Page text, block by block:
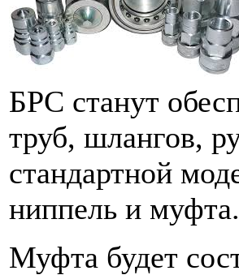
БРС станут
труб, шлангов,
стандартной
ниппель и муфта.
Муфта будет